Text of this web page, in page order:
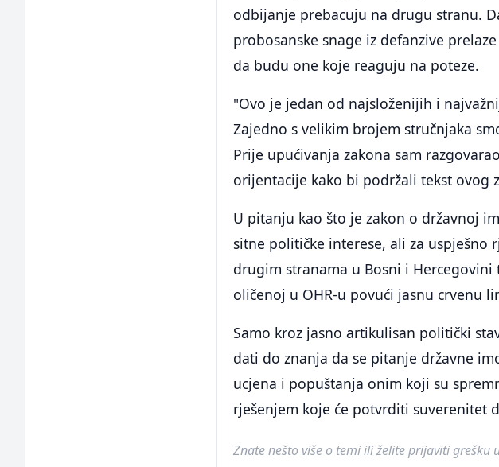
odbijanje prebacuju na drugu stranu.
probosanske snage iz defanzive
da budu one koje reaguju na poteze.
"Ovo je jedan od najsloženijih i
Zajedno s velikim brojem stručnjaka
Prije upućivanja zakona sam
orijentacije kako bi podržali tekst ovog
U pitanju kao što je zakon o državnoj
sitne političke interese, ali za uspješno
drugim stranama u Bosni i
oličenoj u OHR-u povući jasnu crvenu
Samo kroz jasno artikulisan politički
dati do znanja da se pitanje državne
ucjena i popuštanja onim koji su
rješenjem koje će potvrditi suverenitet
Znate nešto više o temi ili želite prijaviti grešku